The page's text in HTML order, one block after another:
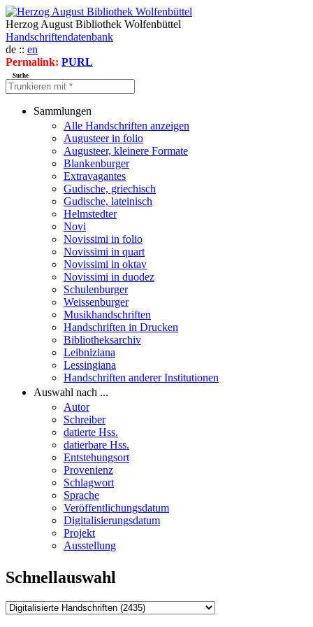
Herzog August Bibliothek Wolfenbüttel
Handschriftendatenbank
de :: en
Permalink: PURL
Suche
Sammlungen
Alle Handschriften anzeigen
Augusteer in folio
Augusteer, kleinere Formate
Blankenburger
Extravagantes
Gudische, griechisch
Gudische, lateinisch
Helmstedter
Novi
Novissimi in folio
Novissimi in quart
Novissimi in oktav
Novissimi in duodez
Schulenburger
Weissenburger
Musikhandschriften
Handschriften in Drucken
Bibliotheksarchiv
Leibniziana
Lessingiana
Handschriften anderer Institutionen
Auswahl nach ...
Autor
Schreiber
datierte Hss.
datierbare Hss.
Entstehungsort
Provenienz
Schlagwort
Sprache
Veröffentlichungsdatum
Digitalisierungsdatum
Projekt
Ausstellung
Schnellauswahl